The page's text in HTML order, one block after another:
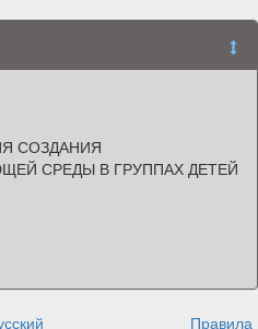
СОЗДАНИЯ
СРЕДЫ В ГРУППАХ ДЕТЕЙ
Правила